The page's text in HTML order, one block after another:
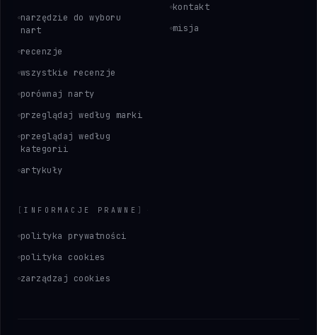
narzędzie do wyboru
nart
recenzje
wszystkie recenzje
porównaj narty
przeglądaj według marki
przeglądaj według
kategorii
artykuły
kontakt
misja
[INFORMACJE PRAWNE
polityka prywatności
polityka cookies
zarządzaj cookies